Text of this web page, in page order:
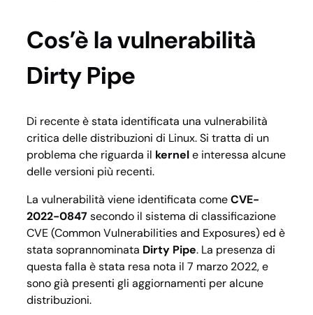
Cos’è la vulnerabilità
Dirty Pipe
Di recente è stata identificata una vulnerabilità
critica delle distribuzioni di Linux. Si tratta di un
problema che riguarda il kernele interessa alcune
delle versioni più recenti.
La vulnerabilità viene identificata comeCVE-
2022-0847secondo il sistema di classificazione
CVE (Common Vulnerabilities and Exposures) ed è
stata soprannominata Dirty Pipe. La presenza di
questa falla è stata resa nota il 7 marzo 2022, e
sono già presenti gli aggiornamenti per alcune
distribuzioni.